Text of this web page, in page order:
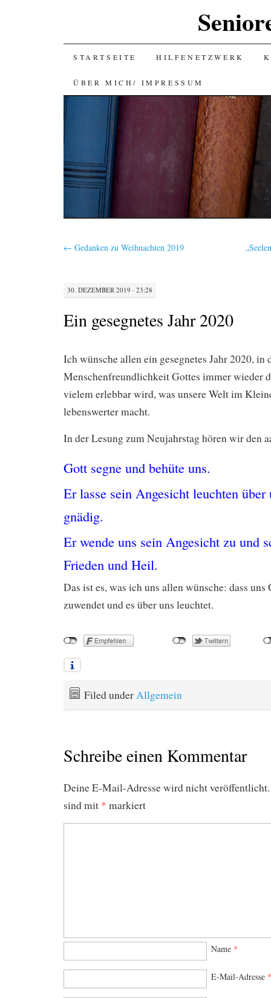
SKIP
TO
CONTENT
STARTSEITE HILFENETZWERK
ÜBER MICH/ IMPRESSUM
← Gedanken zu Weihnachten 2019
30. DEZEMBER 2019 · 23:28
Ein gesegnetes Jahr 2020
Ich wünsche allen ein gesegnetes Jahr 2020, in
Menschenfreundlichkeit Gottes immer wieder
vielem erlebbar wird, was unsere Welt im
lebenswerter macht.
In der Lesung zum Neujahrstag hören wir den
Gott segne und behüte uns.
Er lasse sein Angesicht leuchten über
gnädig.
Er wende uns sein Angesicht zu und
Frieden und Heil.
Das ist es, was ich uns allen wünsche: dass
zuwendet und es über uns leuchtet.
Filed underAllgemein
Schreibe einen Kommentar
Deine E-Mail-Adresse wird nicht veröffentlicht.
sind mit * markiert
Name *
E-Mail-Adresse *